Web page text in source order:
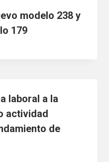
modelo 238 y
179
laboral a la
actividad
de